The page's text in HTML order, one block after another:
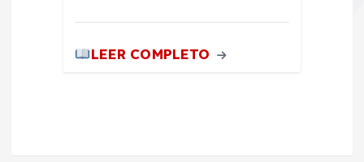
LEER COMPLETO